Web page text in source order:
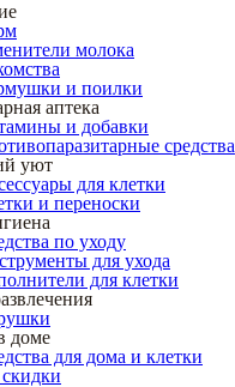
молока
и поилки
аптека
и добавки
средства
уют
для клетки
и переноски
по уходу
для ухода
для клетки
доме
для дома и клетки